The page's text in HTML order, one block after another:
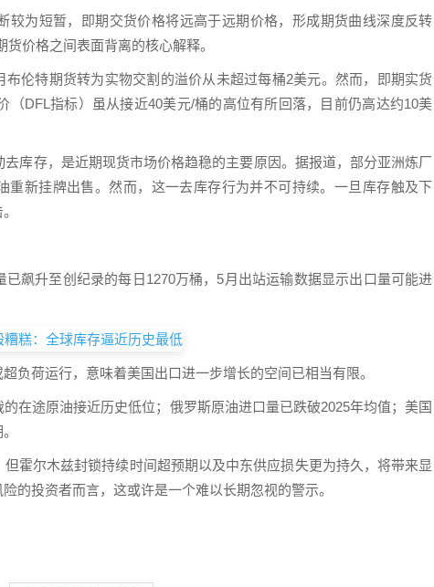
较为短暂，即期交货价格将远高于远期价格，形成期货曲线深度反转
货价格之间表面背离的核心解释。
伦特期货转为实物交割的溢价从未超过每桶2美元。然而，即期实货
（DFL指标）虽从接近40美元/桶的高位有所回落，目前仍高达约10美
库存，是近期现货市场价格趋稳的主要原因。据报道，部分亚洲炼厂
挂牌出售。然而，这一去库存行为并不可持续。一旦库存触及下
飙升至创纪录的每日1270万桶，5月出站运输数据显示出口量可能进
负荷运行，意味着美国出口进一步增长的空间已相当有限。
在途原油接近历史低位；俄罗斯原油进口量已跌破2025年均值；美国
霍尔木兹封锁持续时间超预期以及中东供应损失更为持久，将带来显
的投资者而言，这或许是一个难以长期忽视的警示。